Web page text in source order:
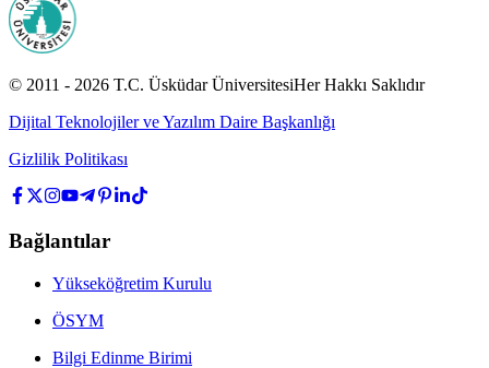
© 2011 - 2026 T.C. Üsküdar ÜniversitesiHer Hakkı Saklıdır
Dijital Teknolojiler ve Yazılım Daire Başkanlığı
Gizlilik Politikası
Bağlantılar
Yükseköğretim Kurulu
ÖSYM
Bilgi Edinme Birimi